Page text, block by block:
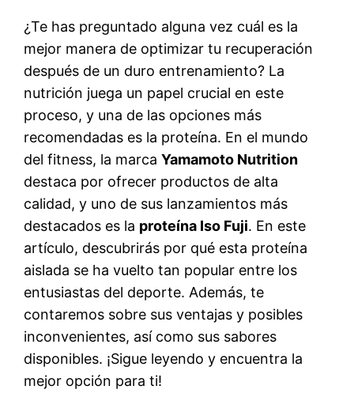
¿Te has preguntado alguna vez cuál es la
mejor manera de optimizar tu recuperación
después de un duro entrenamiento? La
nutrición juega un papel crucial en este
proceso, y una de las opciones más
recomendadas es la proteína. En el mundo
del fitness, la marcaYamamoto Nutrition
destaca por ofrecer productos de alta
calidad, y uno de sus lanzamientos más
destacados es la proteína Iso Fuji. En este
artículo, descubrirás por qué esta proteína
aislada se ha vuelto tan popular entre los
entusiastas del deporte. Además, te
contaremos sobre sus ventajas y posibles
inconvenientes, así como sus sabores
disponibles. ¡Sigue leyendo y encuentra la
mejor opción para ti!